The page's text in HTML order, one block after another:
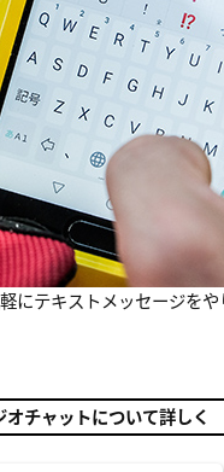
にテキストメッセージを
オチャットについて詳しく